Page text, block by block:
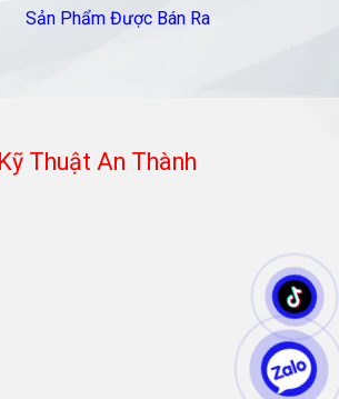
Sản Phẩm Được Bán Ra
Thuật An Thành